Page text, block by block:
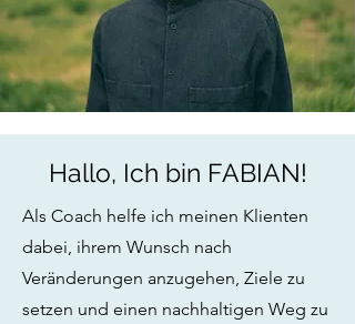
Hallo, Ich bin FABIAN!
Als Coach helfe ich meinen Klienten
dabei, ihrem Wunsch nach
Veränderungen anzugehen, Ziele zu
setzen und einen nachhaltigen Weg zu